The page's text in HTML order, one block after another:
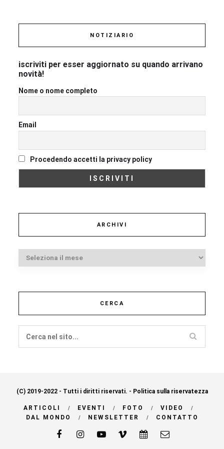
NOTIZIARIO
iscriviti per esser aggiornato su quando arrivano
novità!
Nome o nome completo
Email
Procedendo accetti la privacy policy
ARCHIVI
Archivi
CERCA
(C) 2019-2022 - Tutti i diritti riservati. - Politica sulla riservatezza
ARTICOLI EVENTI FOTO
VIDEO
DAL MONDO
NEWSLETTER CONTATTO